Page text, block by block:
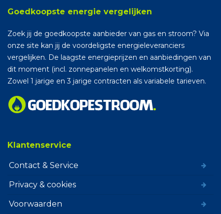
Goedkoopste energie vergelijken
Zoek jij de goedkoopste aanbieder van gas en stroom? Via
onze site kan jij de voordeligste energieleveranciers
vergelijken. De laagste energieprijzen en aanbiedingen van
dit moment (incl. zonnepanelen en welkomstkorting).
Zowel 1 jarige en 3 jarige contracten als variabele tarieven.
Klantenservice
Contact & Service
Privacy & cookies
Voorwaarden